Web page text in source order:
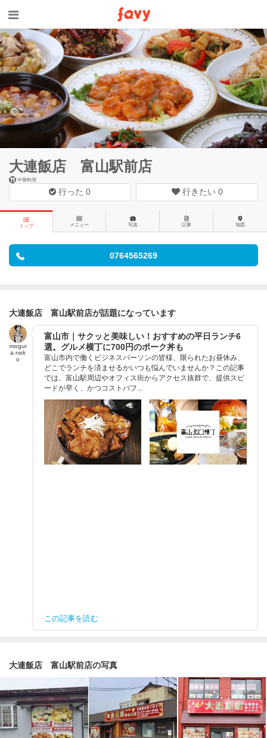
大連飯店 富山駅前店
中華料理
行った0 行きたい 0
トップ メニュー 写真 記事 地図
0764565269
大連飯店 富山駅前店が話題になっています
mogur
a.nek
o
富山市｜サクッと美味しい！おすすめの平日ランチ6
選。グルメ横丁に700円のポーク丼も
富山市内で働くビジネスパーソンの皆様、限られたお昼休み、
どこでランチを済ませるかいつも悩んでいませんか？この記事
では、富山駅周辺やオフィス街からアクセス抜群で、提供スピ
ードが早く、かつコストパフ...
この記事を読む
大連飯店 富山駅前店の写真